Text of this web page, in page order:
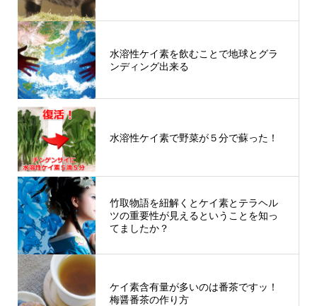
水溶性ケイ素を飲むことで地球とグラ
ンディング出来る
水溶性ケイ素で野菜が５分で蘇った！
竹取物語を紐解くとケイ素とテラヘル
ツの重要性が見えるということを知っ
てましたか？
ケイ素含有量が多いのは番茶ですッ！
梅醤番茶の作り方